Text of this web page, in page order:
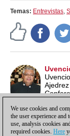
Temas: Entrevistas,
Lead School
We use cookies and
the user experience
use, analysis cookies
required cookies. Here